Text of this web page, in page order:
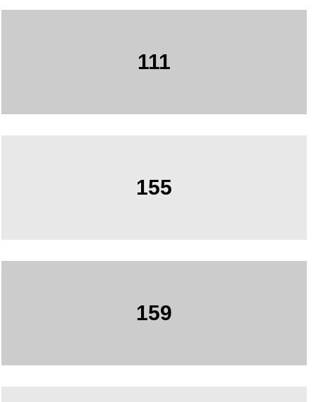
111
155
159